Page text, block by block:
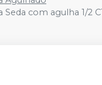
Seda com agulha 1/2